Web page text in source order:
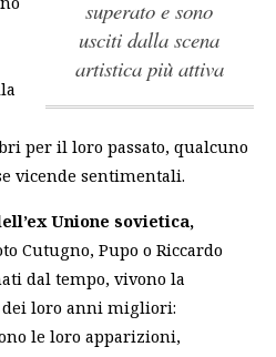
superato e sono
usciti dalla scena
artistica più attiva
per il loro passato, qualcuno
vicende sentimentali.
Unione sovietica,
Cutugno, Pupo o Riccardo
dal tempo, vivono la
dei loro anni migliori:
le loro apparizioni,